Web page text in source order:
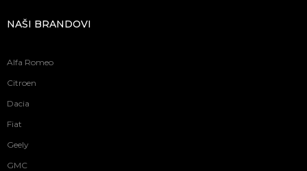
NAŠI BRANDOVI
Alfa Romeo
Citroen
Dacia
Fiat
Geely
GMC